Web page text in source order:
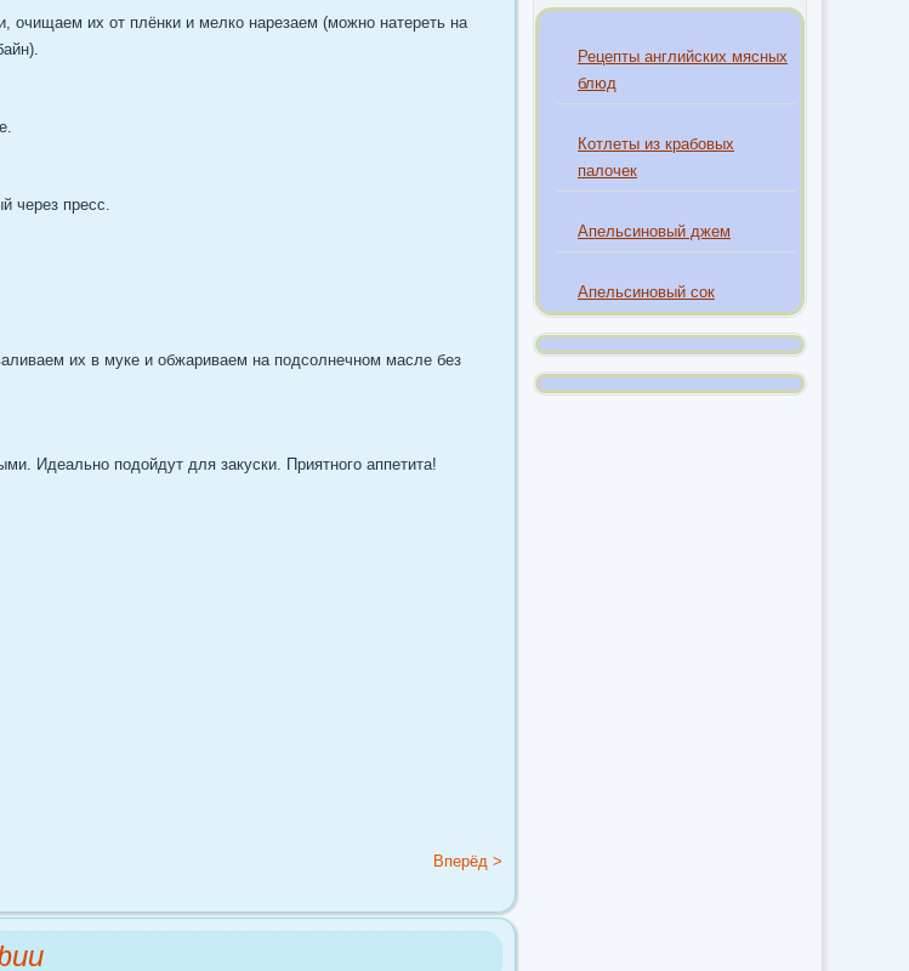
очищаем их от плёнки и мелко нарезаем (можно натереть на
через пресс.
их в муке и обжариваем на подсолнечном масле без
Идеально подойдут для закуски. Приятного аппетита!
Вперёд >
Рецепты английских мясных
блюд
Котлеты из крабовых
палочек
Апельсиновый джем
Апельсиновый сок